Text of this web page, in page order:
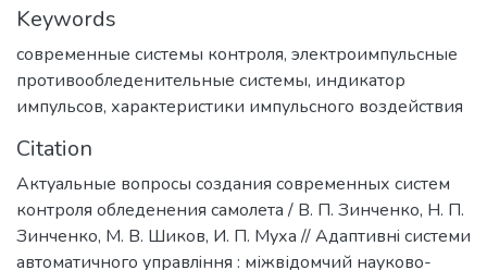
Keywords
современные системы контроля, электроимпульсные
противообледенительные системы, индикатор
импульсов, характеристики импульсного воздействия
Citation
Актуальные вопросы создания современных систем
контроля обледенения cамолета / В. П. Зинченко, Н. П.
Зинченко, М. В. Шиков, И. П. Муха // Адаптивнi системи
автоматичного управлiння : міжвідомчий науково-